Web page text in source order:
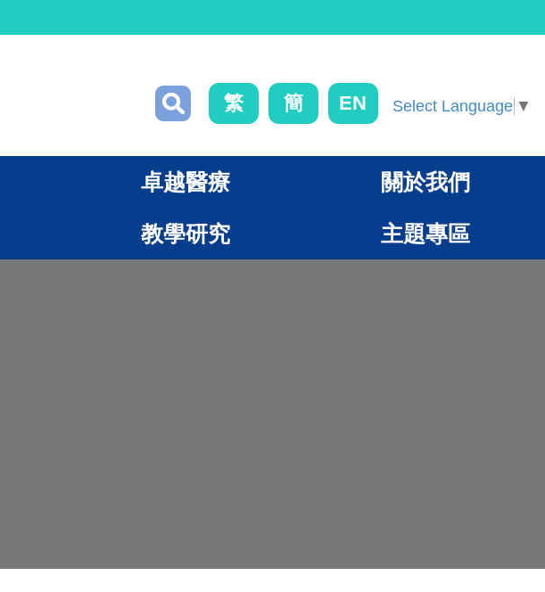
繁 簡 EN Select Language ▼
卓越醫療 關於我們
教學研究 主題專區